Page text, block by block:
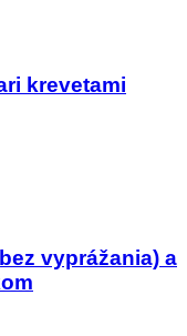
krevetami
vyprážania) a